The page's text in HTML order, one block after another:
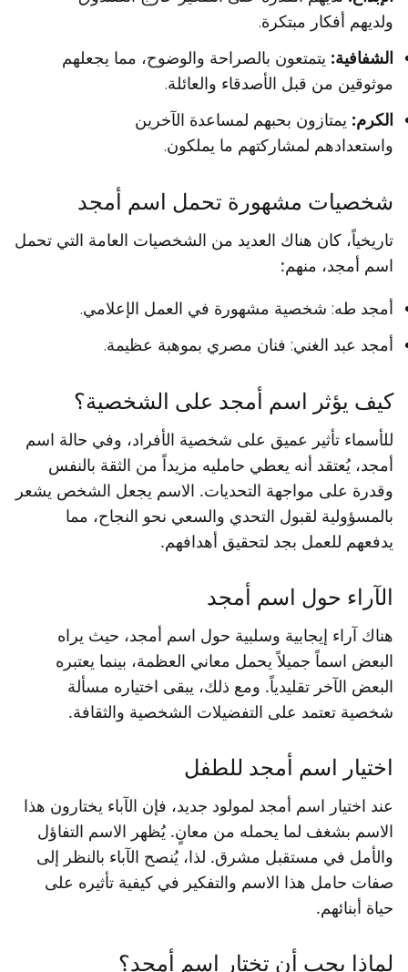
ولديهم أفكار مبتكرة.
الشفافية: يتمتعون بالصراحة والوضوح، مما يجعلهم
موثوقين من قبل الأصدقاء والعائلة.
الكرم: يمتازون بحبهم لمساعدة الآخرين
واستعدادهم لمشاركتهم ما يملكون.
شخصيات مشهورة تحمل اسم أمجد
تاريخياً، كان هناك العديد من الشخصيات العامة التي تحمل
اسم أمجد، منهم:
أمجد طه: شخصية مشهورة في العمل الإعلامي.
أمجد عبد الغني: فنان مصري بموهبة عظيمة.
كيف يؤثر اسم أمجد على الشخصية؟
للأسماء تأثير عميق على شخصية الأفراد، وفي حالة اسم
أمجد، يُعتقد أنه يعطي حامليه مزيداً من الثقة بالنفس
وقدرة على مواجهة التحديات. الاسم يجعل الشخص يشعر
بالمسؤولية لقبول التحدي والسعي نحو النجاح، مما
يدفعهم للعمل بجد لتحقيق أهدافهم.
الآراء حول اسم أمجد
هناك آراء إيجابية وسلبية حول اسم أمجد، حيث يراه
البعض اسماً جميلاً يحمل معاني العظمة، بينما يعتبره
البعض الآخر تقليدياً. ومع ذلك، يبقى اختياره مسألة
شخصية تعتمد على التفضيلات الشخصية والثقافة.
اختيار اسم أمجد للطفل
عند اختيار اسم أمجد لمولود جديد، فإن الآباء يختارون هذا
الاسم بشغف لما يحمله من معانٍ. يُظهر الاسم التفاؤل
والأمل في مستقبل مشرق. لذا، يُنصح الآباء بالنظر إلى
صفات حامل هذا الاسم والتفكير في كيفية تأثيره على
حياة أبنائهم.
لماذا يجب أن تختار اسم أمجد؟